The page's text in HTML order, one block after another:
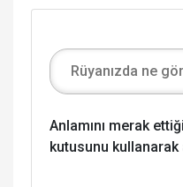
Anlamını merak
kutusunu